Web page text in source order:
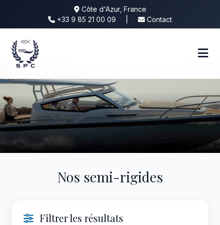
Côte d'Azur, France
+33 9 85 21 00 09
Contact
Nos semi-rigides
Filtrer les résultats